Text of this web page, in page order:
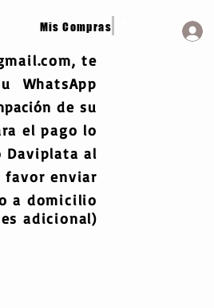
Mis Compras
, te
WhatsApp
de su
el pago lo
Daviplata al
favor enviar
a domicilio
adicional)